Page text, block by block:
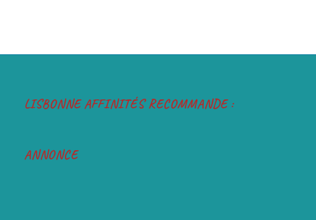
LISBONNE AFFINITÉS RECOMMANDE :
ANNONCE